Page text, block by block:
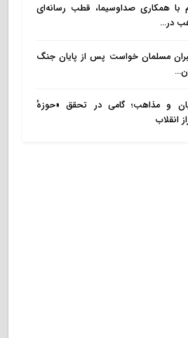
با همکاری صداوسیما، قطب رسانه‌ای
در…
مسلمان خواست پس از پایان جنگ
و مذاهب؛ گامی در تحقق «حوزهٔ
انقلاب